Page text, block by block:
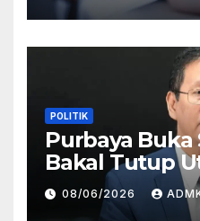
POLITIK
Purbaya Buka
Bakal Tutup
Rp 240 Triliun,
Triliun per
08/06/2026